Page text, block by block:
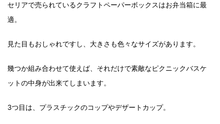
セリアで売られているクラフトペーパーボックスはお弁当箱に最
適。
見た目もおしゃれですし、大きさも色々なサイズがあります。
幾つか組み合わせて使えば、それだけで素敵なピクニックバスケ
ットの中身が出来てしまいます。
3つ目は、プラスチックのコップやデザートカップ。